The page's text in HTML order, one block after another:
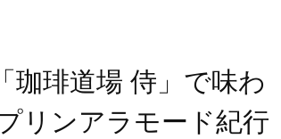
珈琲道場 侍」で味わ
リンアラモード紀行